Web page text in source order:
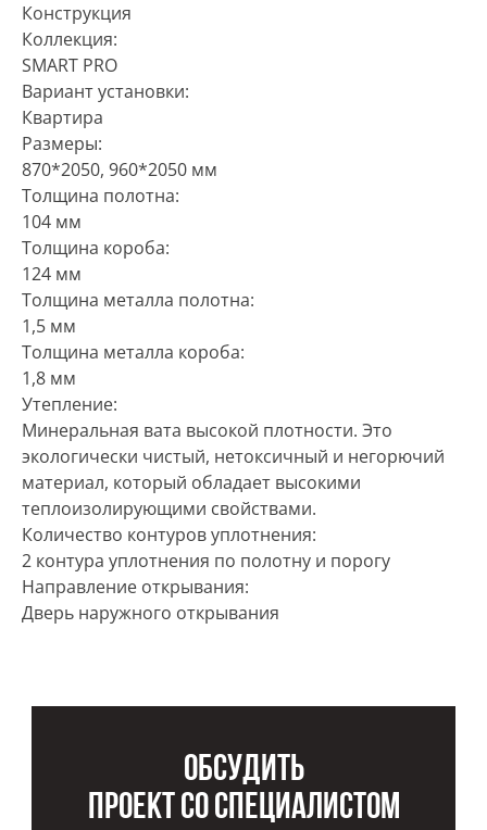
Конструкция
Коллекция:
SMART PRO
Вариант установки:
Квартира
Размеры:
870*2050, 960*2050 мм
Толщина полотна:
104 мм
Толщина короба:
124 мм
Толщина металла полотна:
1,5 мм
Толщина металла короба:
1,8 мм
Утепление:
Минеральная вата высокой плотности. Это
экологически чистый, нетоксичный и негорючий
материал, который обладает высокими
теплоизолирующими свойствами.
Количество контуров уплотнения:
2 контура уплотнения по полотну и порогу
Направление открывания:
Дверь наружного открывания
Обсудить
проект со специалистом